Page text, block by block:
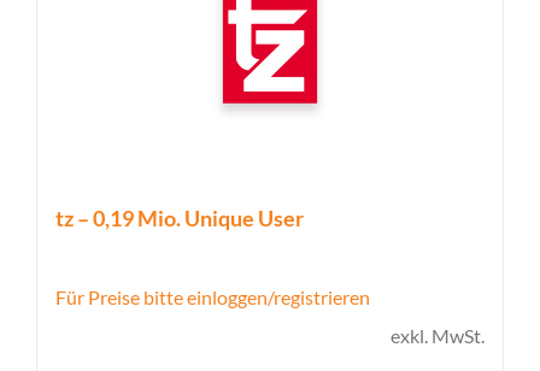
tz – 0,19 Mio. Unique User
Für Preise bitte einloggen/registrieren
exkl. MwSt.